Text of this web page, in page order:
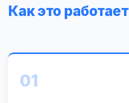
Как это работает
01